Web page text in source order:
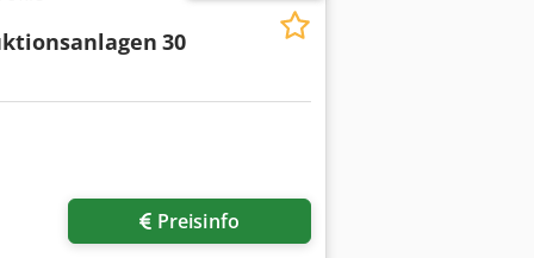
30
Preisinfo